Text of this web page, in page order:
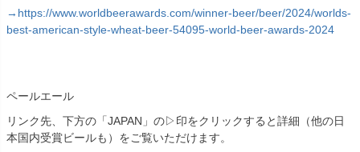
→https://www.worldbeerawards.com/winner-beer/beer/2024/worlds-
best-american-style-wheat-beer-54095-world-beer-awards-2024
ペールエール
リンク先、下方の「JAPAN」の▷印をクリックすると詳細（他の日
本国内受賞ビールも）をご覧いただけます。